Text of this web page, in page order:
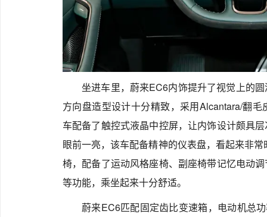
坐进车里，蔚来EC6内饰提升了视觉上的
方向盘造型设计十分精致，采用Alcantara/翻
车配备了触控式液晶中控屏，让内饰设计颇具
眼前一亮，该车配备精神的仪表盘，看起来非
椅，配备了运动风格座椅、副座椅带记忆电动
等功能，乘坐起来十分舒适。
蔚来EC6匹配固定齿比变速箱，电动机总